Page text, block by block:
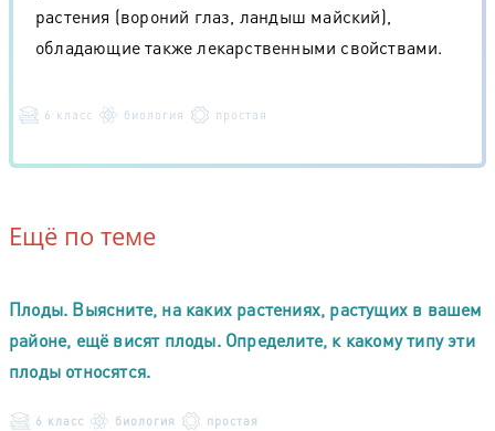
растения (вороний глаз, ландыш майский),
обладающие также лекарственными свойствами.
6 класс биология простая
Ещё по теме
Плоды. Выясните, на каких растениях, растущих в вашем
районе, ещё висят плоды. Определите, к какому типу эти
плоды относятся.
6 класс биология простая